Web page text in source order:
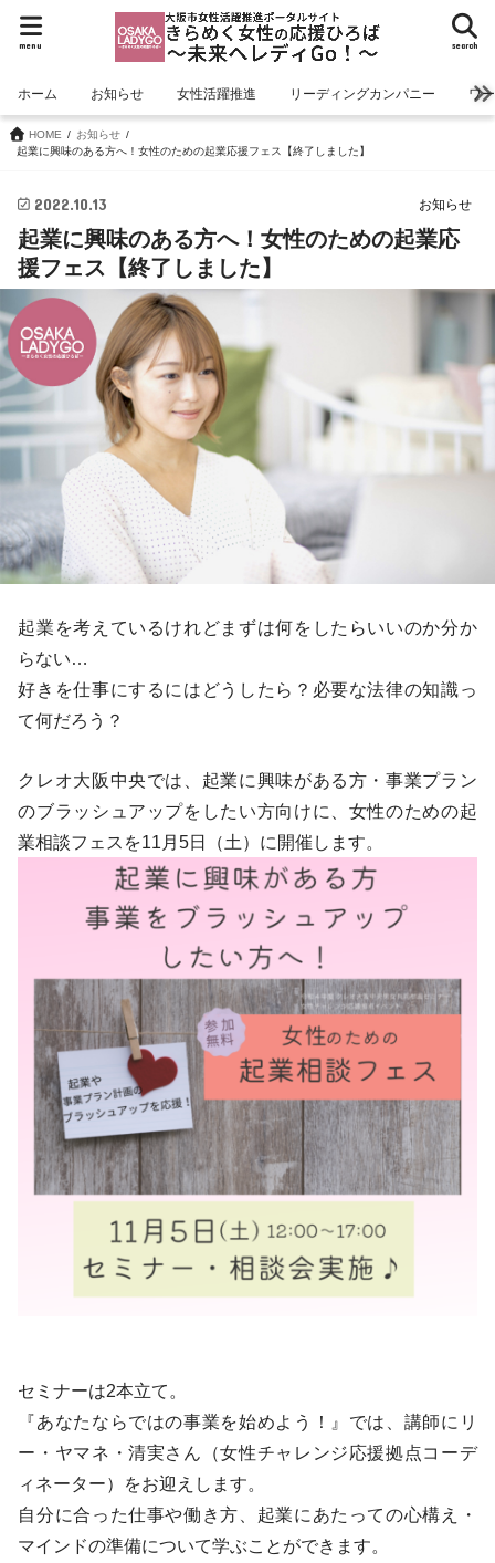
search
menu
ホーム お知らせ 女性活躍推進 リーディングカンパニー ワ
HOME
お知らせ
起業に興味のある方へ！女性のための起業応援フェス【終了しました】
お知らせ
2022.10.13
起業に興味のある方へ！女性のための起業応
援フェス【終了しました】
起業を考えているけれどまずは何をしたらいいのか分か
らない…
好きを仕事にするにはどうしたら？必要な法律の知識っ
て何だろう？
クレオ大阪中央では、起業に興味がある方・事業プラン
のブラッシュアップをしたい方向けに、女性のための起
業相談フェスを11月5日（土）に開催します。
セミナーは2本立て。
『あなたならではの事業を始めよう！』では、講師にリ
ー・ヤマネ・清実さん（女性チャレンジ応援拠点コーデ
ィネーター）をお迎えします。
自分に合った仕事や働き方、起業にあたっての心構え・
マインドの準備について学ぶことができます。